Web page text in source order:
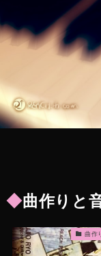
◆曲作りと
曲作